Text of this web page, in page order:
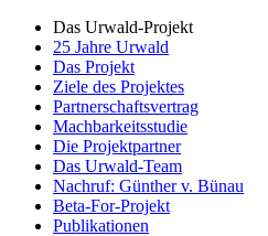
Das Urwald-Projekt
25 Jahre Urwald
Das Projekt
Ziele des Projektes
Partnerschaftsvertrag
Machbarkeitsstudie
Die Projektpartner
Das Urwald-Team
Nachruf: Günther v. Bünau
Beta-For-Projekt
Publikationen